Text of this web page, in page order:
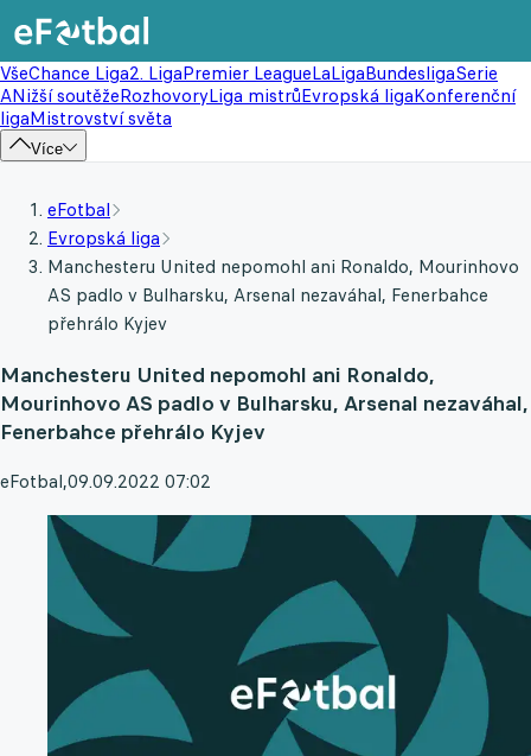
VšeChance Liga2. LigaPremier LeagueLaLigaBundesligaSerie
ANižší soutěžeRozhovoryLiga mistrůEvropská ligaKonferenční
ligaMistrovství světa
Více
eFotbal
Evropská liga
Manchesteru United nepomohl ani Ronaldo, Mourinhovo
AS padlo v Bulharsku, Arsenal nezaváhal, Fenerbahce
přehrálo Kyjev
Manchesteru United nepomohl ani Ronaldo,
Mourinhovo AS padlo v Bulharsku, Arsenal nezaváhal,
Fenerbahce přehrálo Kyjev
eFotbal,09.09.2022 07:02